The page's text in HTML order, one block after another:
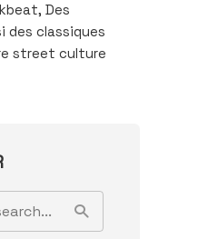
Des
des classiques
street culture